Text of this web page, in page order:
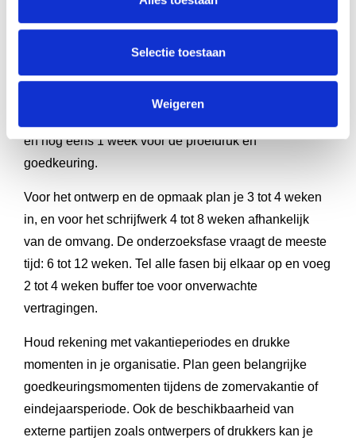
Selectie toestaan
Weigeren
Bepaal eerst wanneer je het boek wilt presenteren:
tijdens de jubileumviering zelf, of enkele weken ervoor
voor gebruik als uitnodiging of geschenk. Reken vanaf
en nog eens 1 week voor de proefdruk en
goedkeuring.
Voor het ontwerp en de opmaak plan je 3 tot 4 weken
in, en voor het schrijfwerk 4 tot 8 weken afhankelijk
van de omvang. De onderzoeksfase vraagt de meeste
tijd: 6 tot 12 weken. Tel alle fasen bij elkaar op en voeg
2 tot 4 weken buffer toe voor onverwachte
vertragingen.
Houd rekening met vakantieperiodes en drukke
momenten in je organisatie. Plan geen belangrijke
goedkeuringsmomenten tijdens de zomervakantie of
eindejaarsperiode. Ook de beschikbaarheid van
externe partijen zoals ontwerpers of drukkers kan je